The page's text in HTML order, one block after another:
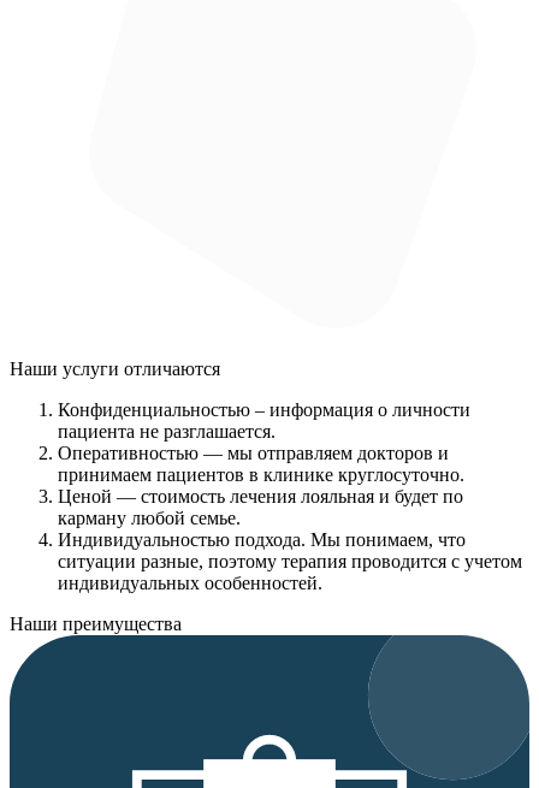
Наши услуги отличаются
Конфиденциальностью – информация о личности
пациента не разглашается.
Оперативностью — мы отправляем докторов и
принимаем пациентов в клинике круглосуточно.
Ценой — стоимость лечения лояльная и будет по
карману любой семье.
Индивидуальностью подхода. Мы понимаем, что
ситуации разные, поэтому терапия проводится с учетом
индивидуальных особенностей.
Наши преимущества